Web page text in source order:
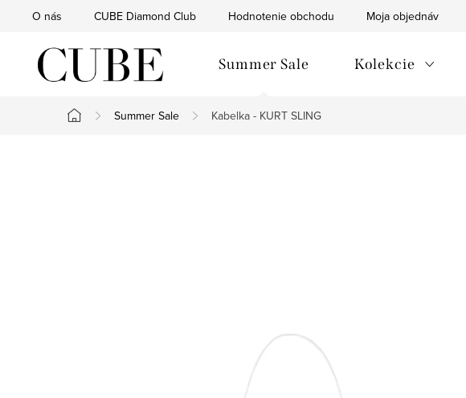
O nás CUBE Diamond Club Hodnotenie obchodu Moja objednávka
Summer Sale Kolekcie
Domov
Summer Sale Kabelka - KURT SLING